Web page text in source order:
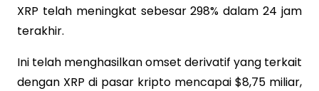
XRP telah meningkat sebesar 298% dalam 24 jam
terakhir.
Ini telah menghasilkan omset derivatif yang terkait
dengan XRP di pasar kripto mencapai $8,75 miliar,